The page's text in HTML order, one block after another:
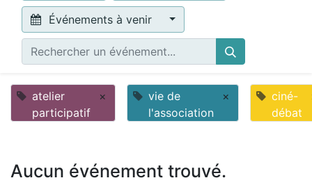
Événements à venir
atelier
participatif
×
vie de
l'association
×
ciné-
débat
Aucun événement trouvé.